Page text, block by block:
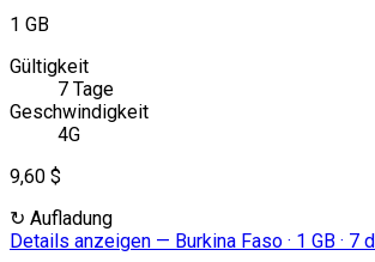
1 GB
Gültigkeit
7 Tage
Geschwindigkeit
4G
9,60 $
↻ Aufladung
Details anzeigen — Burkina Faso · 1 GB · 7